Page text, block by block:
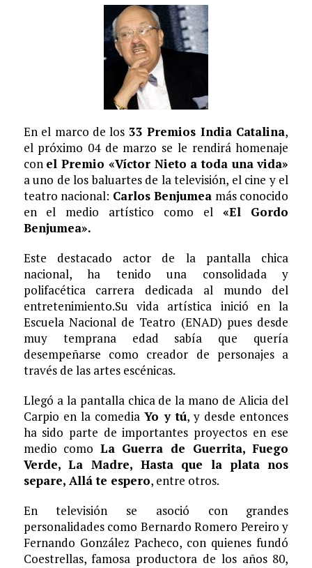
En el marco de los 33 Premios India Catalina,
el próximo 04 de marzo se le rendirá homenaje
con el Premio «Víctor Nieto a toda una vida»
a uno de los baluartes de la televisión, el cine y el
teatro nacional: Carlos Benjumea más conocido
en el medio artístico como el «El Gordo
Benjumea».
Este destacado actor de la pantalla chica
nacional, ha tenido una consolidada y
polifacética carrera dedicada al mundo del
entretenimiento.Su vida artística inició en la
Escuela Nacional de Teatro (ENAD) pues desde
muy temprana edad sabía que quería
desempeñarse como creador de personajes a
través de las artes escénicas.
Llegó a la pantalla chica de la mano de Alicia del
Carpio en la comediaYo y tú, y desde entonces
ha sido parte de importantes proyectos en ese
medio como La Guerra de Guerrita, Fuego
Verde, La Madre, Hasta que la plata nos
separe, Allá te espero, entre otros.
En televisión se asoció con grandes
personalidades como Bernardo Romero Pereiro y
Fernando González Pacheco, con quienes fundó
Coestrellas, famosa productora de los años 80,